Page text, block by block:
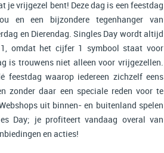
je vrijgezel bent! Deze dag is een feestdag
en een bijzondere tegenhanger van
en Dierendag. Singles Day wordt altijd
omdat het cijfer 1 symbool staat voor
is trouwens niet alleen voor vrijgezellen.
feestdag waarop iedereen zichzelf eens
zonder daar een speciale reden voor te
uit binnen- en buitenland spelen
Day; je profiteert vandaag overal van
en acties!